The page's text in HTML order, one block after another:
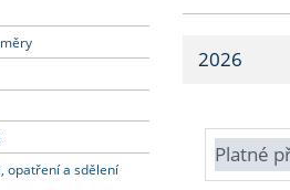
Strategie
Fakultní
Učitelské
opatření a sdělení
2026
Platné